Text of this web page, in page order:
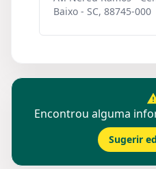
Baixo - SC, 88745-000
Encontrou alguma
Sugerir